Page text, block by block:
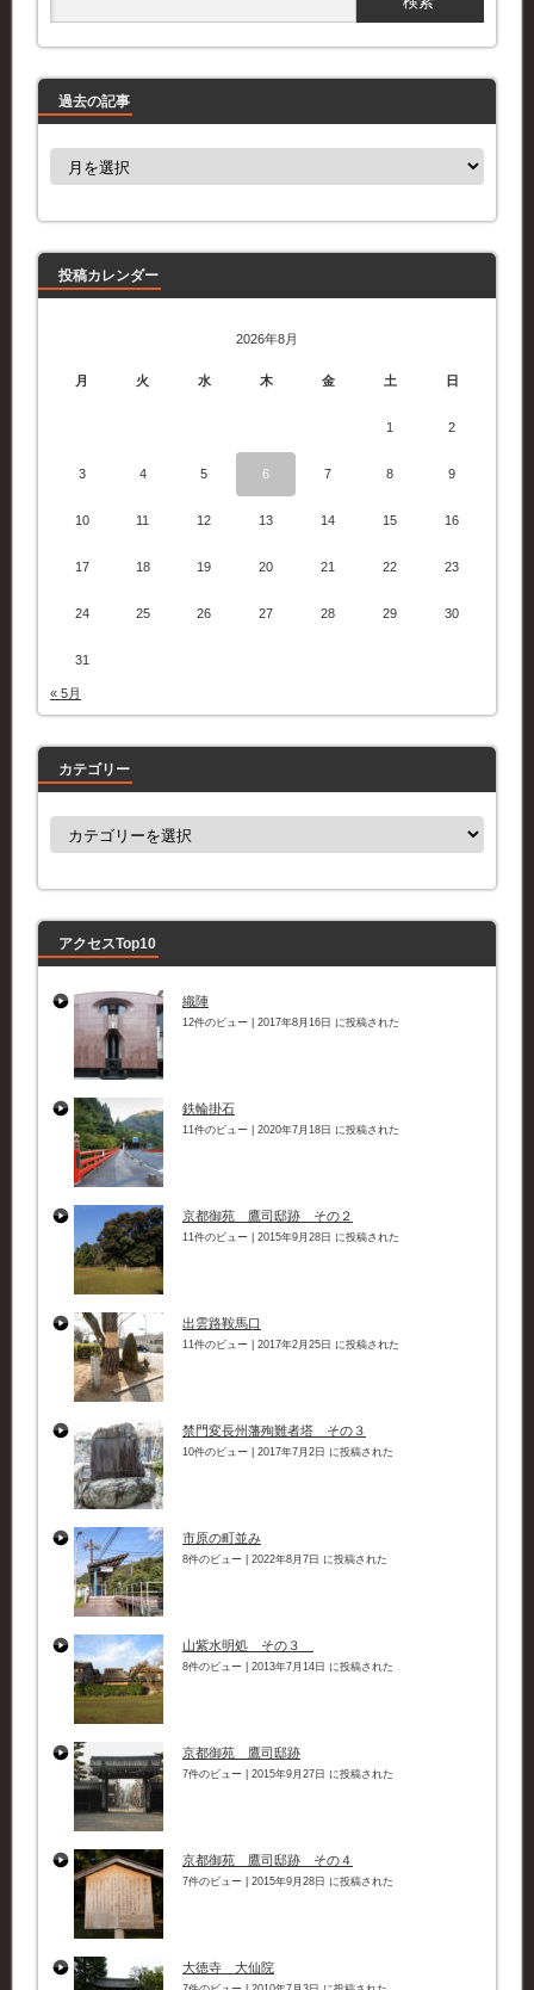
過去の記事
事
投稿カレンダー
2026年8月
月 火 水 木 金 土 日
1 2
3 4 5 6 7 8 9
10 11 12 13 14 15 16
17 18 19 20 21 22 23
24 25 26 27 28 29 30
31
« 5月
カテゴリー
ー
アクセスTop10
織陣
12件のビュー 2017年8月16日 に投稿された
鉄輪掛石
11件のビュー 2020年7月18日 に投稿された
京都御苑 鷹司邸跡 その２
11件のビュー 2015年9月28日 に投稿された
出雲路鞍馬口
11件のビュー 2017年2月25日 に投稿された
禁門変長州藩殉難者塔 その３
10件のビュー 2017年7月2日 に投稿された
市原の町並み
8件のビュー 2022年8月7日 に投稿された
山紫水明処 その３
8件のビュー 2013年7月14日 に投稿された
京都御苑 鷹司邸跡
7件のビュー 2015年9月27日 に投稿された
京都御苑 鷹司邸跡 その４
7件のビュー 2015年9月28日 に投稿された
大徳寺 大仙院